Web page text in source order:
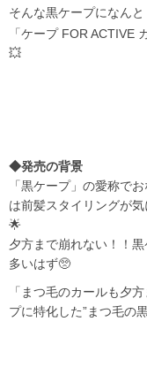
そんな黒ケープになんと
「ケープ FOR ACTIVE
💥
◆発売の背景
「黒ケープ」の愛称で
は前髪スタイリングが
🌟
夕方まで崩れない！！
多いはず🥺
「まつ毛のカールも夕
プに特化した”まつ毛の